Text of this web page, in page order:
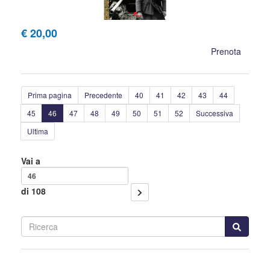
€ 20,00
Prenota
Prima pagina Precedente 40 41 42 43
44
45
46 47 48 49 50 51 52
Successiva
Ultima
Vai a
di 108